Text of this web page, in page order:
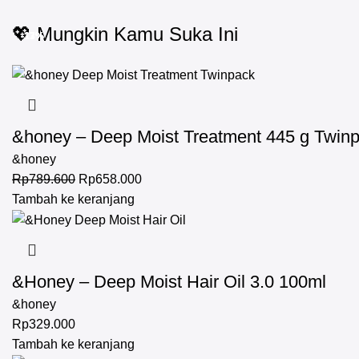
💖 Mungkin Kamu Suka Ini
-17%
&honey – Deep Moist Treatment 445 g
&honey
Rp789.600 Rp658.000
Tambah ke keranjang
&Honey – Deep Moist Hair Oil 3.0 100ml
&honey
Rp329.000
Tambah ke keranjang
-17%
-17%
-13%
-13%